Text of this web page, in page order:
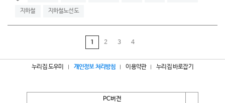
지하철 지하철노선도
1 2 3 4
누리집 도우미 개인정보 처리방침 이용약관 누리집 바로잡기
PC버전